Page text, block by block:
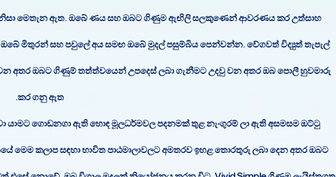
මෙතැන ඇත. ඔබේ ණය සහ ඔබට ගිණුම ඇඟිලි සලකුණෙන් ආවරණය කර උත්සාහ
මිතුරන් සහ පවුලේ අය සමඟ ඔබේ මුදල් පසුම්බිය පෙන්වන්න. වේගවත් විද්‍යුත් තැපැල්
ඔබට ගිණුම් තත්ත්වයෙන් උපදෙස් ලබා ගැනීමට උදවු වන අතර ඔබ පොලී හුවමාරු
කර ගනු ඇත.
යාමට ගොඩනගා ඇති හොඳ මූලධර්මවල පදනමක් තුළ නැංගුරම් ලා ඇති අසමසම ඔට්ටු
මෙම කලාප සඳහා භාවිත පාඨමාලාවලට අමතරව ඉහළ තොරතුරු ලබා දෙන අතර ඔබට